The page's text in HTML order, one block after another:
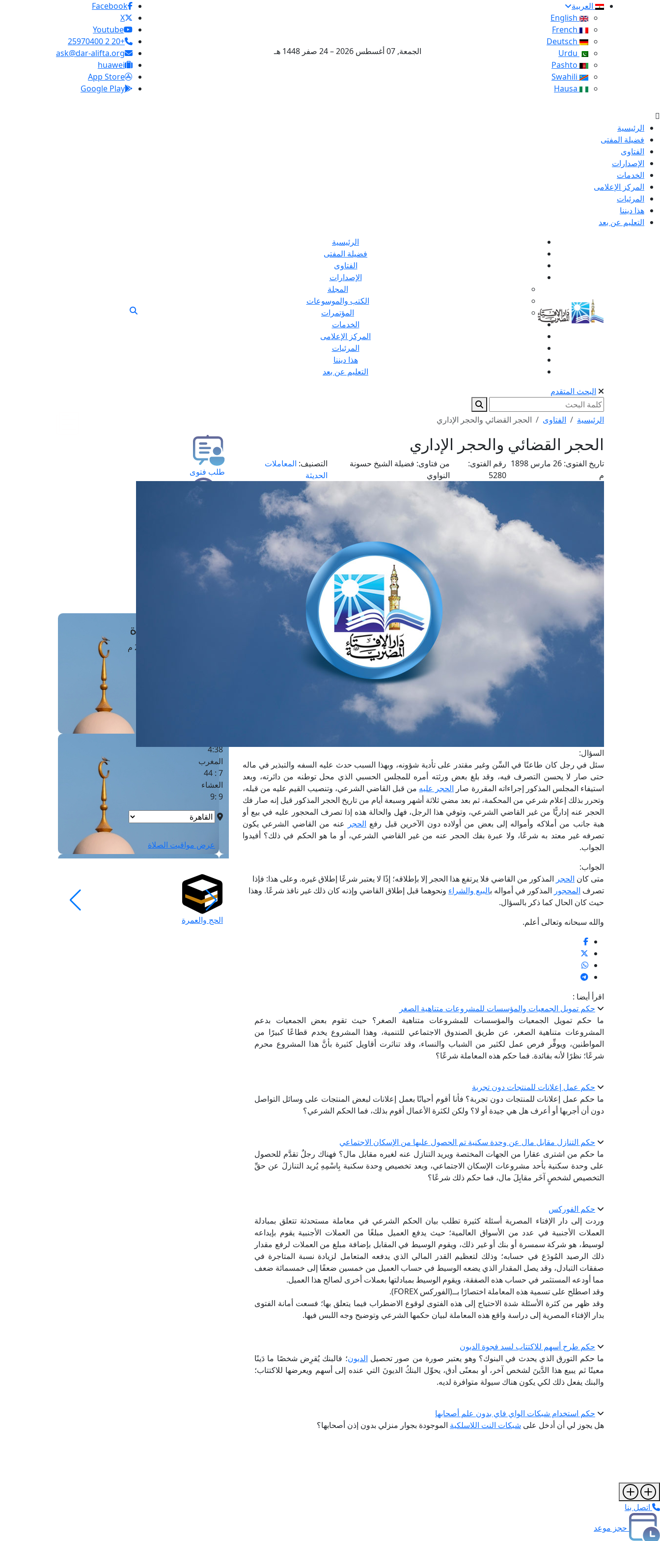
العربية
الجمعة, 07 أغسطس 2026 – 24 صفر 1448 هـ
Facebook
X
Youtube
+20 2 25970400
ask@dar-alifta.org
huawei
App Store
Google Play
الرئيسية
فضيلة المفتى
الفتاوى
الإصدارات
الخدمات
المركز الإعلامى
المرئيات
هذا ديننا
التعليم عن بعد
الرئيسية
فضيلة المفتى
الفتاوى
الإصدارات
المجلة
الكتب والموسوعات
المؤتمرات
الخدمات
المركز الإعلامى
المرئيات
هذا ديننا
التعليم عن بعد
البحث المتقدم
الرئيسية الفتاوى الحجر القضائي والحجر الإداري
الحجر القضائي والحجر الإداري
تاريخ الفتوى:
26 مارس 1898
م
رقم الفتوى:
5280
من فتاوى: فضيلة الشيخ حسونة
النواوي
التصنيف: المعاملات
الحديثة
السؤال:
سئل في رجل كان طاعنًا في السِّن وغير مقتدر على تأدية شؤونه، وبهذا السبب حدث عليه السفه والتبذير في ماله
حتى صار لا يحسن التصرف فيه، وقد بلغ بعض ورثته أمره للمجلس الحسبي الذي محل توطنه من دائرته، وبعد
استيفاء المجلس المذكور إجراءاته المقررة صار الحجر عليه من قبل القاضي الشرعي، وتنصيب القيم عليه من قبله،
وتحرر بذلك إعلام شرعي من المحكمة، ثم بعد مضي ثلاثة أشهر وسبعة أيام من تاريخ الحجر المذكور قيل إنه صار فك
الحجر عنه إداريًّا من غير القاضي الشرعي، وتوفي هذا الرجل، فهل والحالة هذه إذا تصرف المحجور عليه في بيع أو
هبة جانب من أملاكه وأمواله إلى بعض من أولاده دون الآخرين قبل رفع الحجر عنه من القاضي الشرعي يكون
تصرفه غير معتد به شرعًا، ولا عبرة بفك الحجر عنه من غير القاضي الشرعي، أو ما هو الحكم في ذلك؟ أفيدوا
الجواب.
الجواب:
متى كان الحجر المذكور من القاضي فلا يرتفع هذا الحجر إلا بإطلاقه؛ إذًا لا يعتبر شرعًا إطلاق غيره. وعلى هذا: فإذا
تصرف المحجور المذكور في أمواله بالبيع والشراء ونحوهما قبل إطلاق القاضي وإذنه كان ذلك غير نافذ شرعًا. وهذا
حيث كان الحال كما ذكر بالسؤال.
والله سبحانه وتعالى أعلم.
اقرأ أيضا :
حكم تمويل الجمعيات والمؤسسات للمشروعات متناهية الصغر
ما حكم تمويل الجمعيات والمؤسسات للمشروعات متناهية الصغر؟ حيث تقوم بعض الجمعيات بدعم
المشروعات متناهية الصغر، عن طريق الصندوق الاجتماعي للتنمية، وهذا المشروع يخدم قطاعًا كبيرًا من
المواطنين، ويوفِّر فرص عمل لكثير من الشباب والنساء، وقد تناثرت أقاويل كثيرة بأنَّ هذا المشروع محرم
شرعًا؛ نظرًا لأنه بفائدة. فما حكم هذه المعاملة شرعًا؟
حكم عمل إعلانات للمنتجات دون تجربة
ما حكم عمل إعلانات للمنتجات دون تجربة؟ فأنا أقوم أحيانًا بعمل إعلانات لبعض المنتجات على وسائل التواصل
دون أن أجربها أو أعرف هل هي جيدة أو لا؟ ولكن لكثرة الأعمال أقوم بذلك، فما الحكم الشرعي؟
حكم التنازل مقابل مال عن وحدة سكنية تم الحصول عليها من الإسكان الاجتماعي
ما حكم من اشترى عقارا من الجهات المختصة ويريد التنازل عنه لغيره مقابل مال؟ فهناك رجلٌ تقدَّم للحصول
على وحدة سكنية بأحد مشروعات الإسكان الاجتماعي، وبعد تخصيص وِحدة سكنية بِاسْمِهِ يُريد التنازلَ عن حقِّ
التخصيص لشخصٍ آخَر مقابِلَ مال، فما حكم ذلك شرعًا؟
حكم الفوركس
وردت إلى دار الإفتاء المصرية أسئلة كثيرة تطلب بيان الحكم الشرعي في معاملة مستحدثة تتعلق بمبادلة
العملات الأجنبية في عدد من الأسواق العالمية؛ حيث يدفع العميل مبلغًا من العملات الأجنبية يقوم بإيداعه
لوسيط، هو شركة سمسرة أو بنك أو غير ذلك، ويقوم الوسيط في المقابل بإضافة مبلغ من العملات لرفع مقدار
ذلك الرصيد المُودَع في حسابه؛ وذلك لتعظيم القدر المالي الذي يدفعه المتعامل لزيادة نسبة المتاجرة في
صفقات التبادل، وقد يصل المقدار الذي يضعه الوسيط في حساب العميل من خمسين ضعفًا إلى خمسمائة ضعف
مما أودعه المستثمر في حساب هذه الصفقة، ويقوم الوسيط بمبادلتها بعملات أخرى لصالح هذا العميل.
وقد اصطلح على تسمية هذه المعاملة اختصارًا بــ(الفوركس FOREX).
وقد ظهر من كثرة الأسئلة شدة الاحتياج إلى هذه الفتوى لوقوع الاضطراب فيما يتعلق بها؛ فسعت أمانة الفتوى
بدار الإفتاء المصرية إلى دراسة واقع هذه المعاملة لبيان حكمها الشرعي وتوضيح وجه اللبس فيها.
حكم طرح أسهم للاكتتاب لسد فجوة الديون
ما حكم التورق الذي يحدث في البنوك؟ وهو يعتبر صورة من صور تحصيل الديون؛ فالبنك يُقرِض شخصًا ما دَينًا
معينًا ثم يبيع هذا الدَّينَ لشخص آخر، أو بمعنًى أدق، يحوِّل البنكُ الديونَ التي عنده إلى أسهم ويعرضها للاكتتاب؛
والبنك يفعل ذلك لكي يكون هناك سيولة متوافرة لديه.
حكم استخدام شبكات الواي فاي بدون علم أصحابها
هل يجوز لي أن أدخل على شبكات النت اللاسلكية الموجودة بجوار منزلي بدون إذن أصحابها؟
طلب فتوى
حجز موعد
مَواقِيتُ الصَّـــلاة
4:38
المغرب
7 : 44
العشاء
9 :9
عرض مواقيت الصلاة
الحج والعمرة
اتصل بنا
حجز موعد